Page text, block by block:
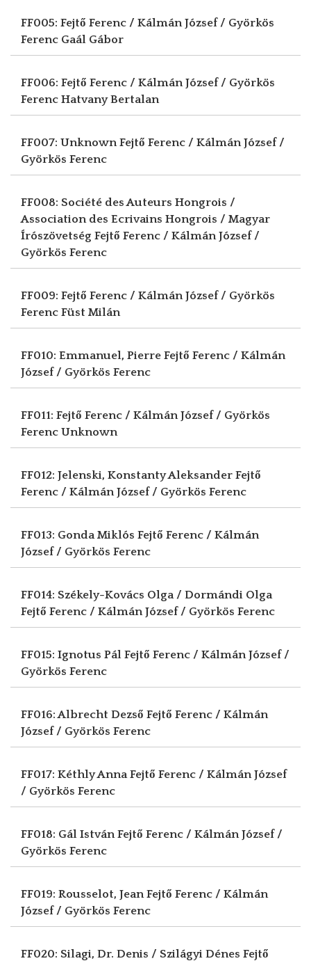
FF005: Fejtő Ferenc / Kálmán József / Györkös
Ferenc Gaál Gábor
FF006: Fejtő Ferenc / Kálmán József / Györkös
Ferenc Hatvany Bertalan
FF007: UnknownFejtő Ferenc / Kálmán József /
Györkös Ferenc
FF008: Société des Auteurs Hongrois /
Association des Ecrivains Hongrois / Magyar
Írószövetség Fejtő Ferenc / Kálmán József /
Györkös Ferenc
FF009: Fejtő Ferenc / Kálmán József / Györkös
Ferenc Füst Milán
FF010: Emmanuel, Pierre Fejtő Ferenc / Kálmán
József / Györkös Ferenc
FF011: Fejtő Ferenc / Kálmán József / Györkös
Ferenc Unknown
FF012: Jelenski, Konstanty Aleksander Fejtő
Ferenc / Kálmán József / Györkös Ferenc
FF013: Gonda Miklós Fejtő Ferenc / Kálmán
József / Györkös Ferenc
FF014: Székely-Kovács Olga / Dormándi Olga
Fejtő Ferenc / Kálmán József / Györkös Ferenc
FF015: Ignotus Pál Fejtő Ferenc / Kálmán József /
Györkös Ferenc
FF016: Albrecht Dezső Fejtő Ferenc / Kálmán
József / Györkös Ferenc
FF017: Kéthly AnnaFejtő Ferenc / Kálmán József
/ Györkös Ferenc
FF018: Gál IstvánFejtő Ferenc / Kálmán József /
Györkös Ferenc
FF019: Rousselot, JeanFejtő Ferenc / Kálmán
József / Györkös Ferenc
FF020: Silagi, Dr. Denis / Szilágyi Dénes Fejtő